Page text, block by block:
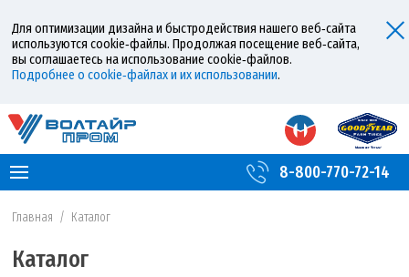
Для оптимизации дизайна и быстродействия нашего веб‑сайта
используются cookie‑файлы. Продолжая посещение веб‑сайта,
вы соглашаетесь на использование cookie‑файлов.
Подробнее о cookie‑файлах и их использовании.
8-800-770-72-14
Главная / Каталог
Каталог